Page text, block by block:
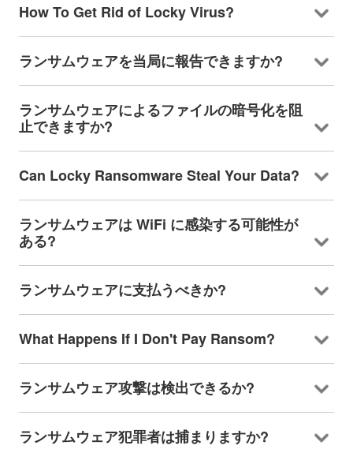
How To Get Rid of Locky Virus?
ランサムウェアを当局に報告できますか?
ランサムウェアによるファイルの暗号化を阻
止できますか?
Can Locky Ransomware Steal Your Data?
ランサムウェアは WiFi に感染する可能性が
ある?
ランサムウェアに支払うべきか?
What Happens If I Don't Pay Ransom?
ランサムウェア攻撃は検出できるか?
ランサムウェア犯罪者は捕まりますか?